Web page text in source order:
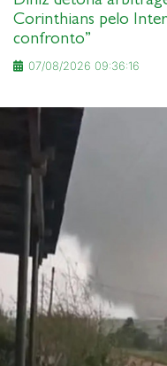
Corinthians pelo
confronto”
07/08/2026 09:36:16